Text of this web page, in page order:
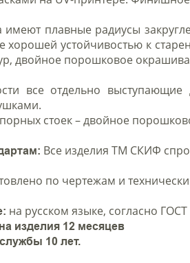
имеют плавные радиусы
хорошей устойчивостью к
двойное порошковое
все отдельно
стоек – двойное
Все изделия ТМ СКИФ
по чертежам и
на русском языке, согласно
изделия 12 месяцев
10 лет.